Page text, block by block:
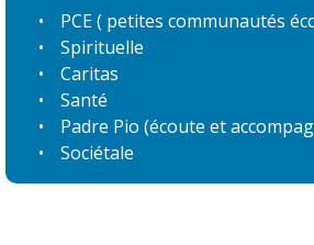
PCE( petites communautés
Spirituelle
Caritas
Santé
Padre Pio (écoute et
Sociétale